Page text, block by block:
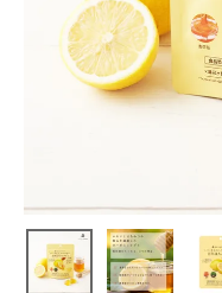
(税込)
ホーム
カテゴリーから探す
美容・コスメ・香水